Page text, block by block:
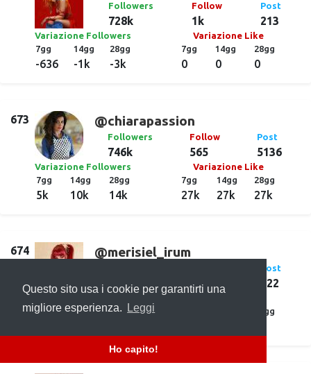
Questo sito usa i cookie per garantirti una
migliore esperienza.
Leggi
Ho capito!
Followers
728k
Follow
1k
Post
213
Variazione Followers
7gg
-636
14gg
-1k
28gg
-3k
Variazione Like
7gg
0
14gg
0
28gg
0
673 @chiarapassion
Followers
746k
Follow
565
Post
5136
Variazione Followers
7gg
5k
14gg
10k
28gg
14k
Variazione Like
7gg
27k
14gg
27k
28gg
27k
674 @merisiel_irum
734k 1k
Post
122
7gg
14gg 28gg 28gg